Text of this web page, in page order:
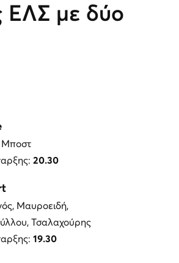
ΕΛΣ με δύο
Μποστ
20.30
Μαυροειδή,
Τσαλαχούρης
19.30